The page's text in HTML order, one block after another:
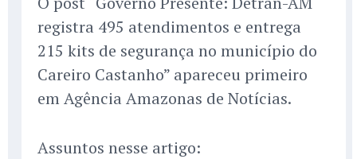
registra 495 atendimentos e entrega
215 kits de segurança no município do
Careiro Castanho” apareceu primeiro
em Agência Amazonas de Notícias.
Assuntos nesse artigo: